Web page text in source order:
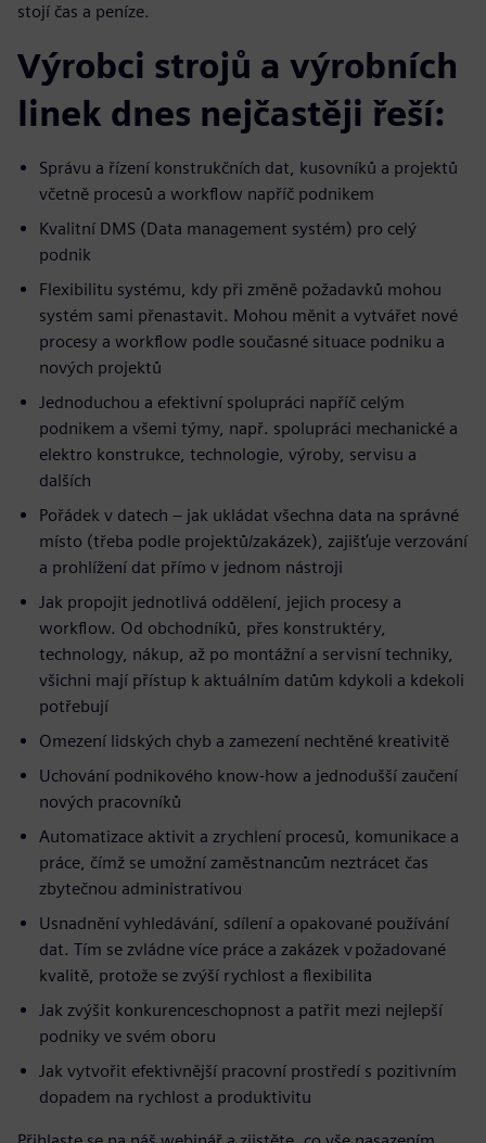
stojí čas a peníze.
Výrobci strojů a výrobních
linek dnes nejčastěji řeší:
Správu a řízení konstrukčních dat, kusovníků a projektů
včetně procesů a workflow napříč podnikem
Kvalitní DMS (Data management systém) pro celý
podnik
Flexibilitu systému, kdy při změně požadavků mohou
systém sami přenastavit. Mohou měnit a vytvářet nové
procesy a workflow podle současné situace podniku a
nových projektů
Jednoduchou a efektivní spolupráci napříč celým
podnikem a všemi týmy, např. spolupráci mechanické a
elektro konstrukce, technologie, výroby, servisu a
dalších
Pořádek v datech – jak ukládat všechna data na správné
místo (třeba podle projektů/zakázek), zajišťuje verzování
a prohlížení dat přímo v jednom nástroji
Jak propojit jednotlivá oddělení, jejich procesy a
workflow. Od obchodníků, přes konstruktéry,
technology, nákup, až po montážní a servisní techniky,
všichni mají přístup k aktuálním datům kdykoli a kdekoli
potřebují
Omezení lidských chyb a zamezení nechtěné kreativitě
Uchování podnikového know-how a jednodušší zaučení
nových pracovníků
Automatizace aktivit a zrychlení procesů, komunikace a
práce, čímž se umožní zaměstnancům neztrácet čas
zbytečnou administrativou
Usnadnění vyhledávání, sdílení a opakované používání
dat. Tím se zvládne více práce a zakázek v požadované
kvalitě, protože se zvýší rychlost a flexibilita
Jak zvýšit konkurenceschopnost a patřit mezi nejlepší
podniky ve svém oboru
Jak vytvořit efektivnější pracovní prostředí s pozitivním
dopadem na rychlost a produktivitu